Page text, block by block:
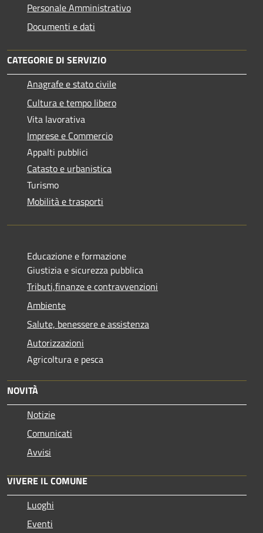
Personale Amministrativo
Documenti e dati
CATEGORIE DI SERVIZIO
Anagrafe e stato civile
Cultura e tempo libero
Vita lavorativa
Imprese e Commercio
Appalti pubblici
Catasto e urbanistica
Turismo
Mobilità e trasporti
Educazione e formazione
Giustizia e sicurezza pubblica
Tributi,finanze e contravvenzioni
Ambiente
Salute, benessere e assistenza
Autorizzazioni
Agricoltura e pesca
NOVITÀ
Notizie
Comunicati
Avvisi
VIVERE IL COMUNE
Luoghi
Eventi